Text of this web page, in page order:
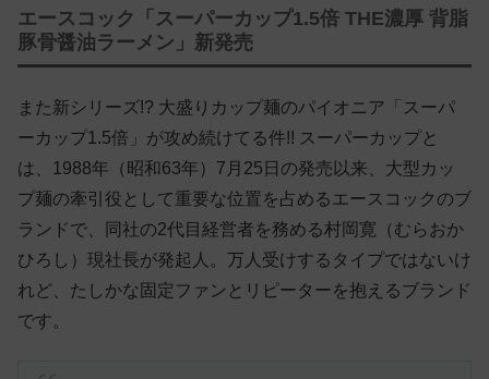
エースコック「スーパーカップ1.5倍 THE濃厚 背脂
豚骨醤油ラーメン」新発売
また新シリーズ!? 大盛りカップ麺のパイオニア「スーパ
ーカップ1.5倍」が攻め続けてる件!! スーパーカップと
は、1988年（昭和63年）7月25日の発売以来、大型カッ
プ麺の牽引役として重要な位置を占めるエースコックのブ
ランドで、同社の2代目経営者を務める村岡寛（むらおか
ひろし）現社長が発起人。万人受けするタイプではないけ
れど、たしかな固定ファンとリピーターを抱えるブランド
です。